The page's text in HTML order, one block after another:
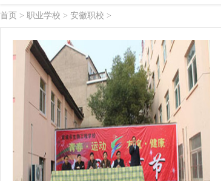
首页 > 职业学校 > 安徽职校 >